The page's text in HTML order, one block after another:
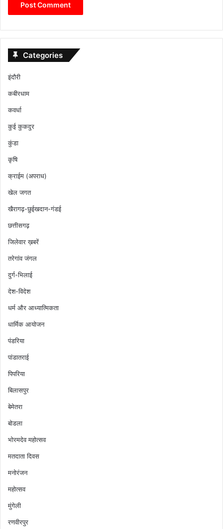
Categories
इंदौरी
कबीरधाम
कवर्धा
कुई कुकदुर
कुंडा
कृषि
क्राईम (अपराध)
खेल जगत
खैरागढ़-छुईखदान-गंडई
छत्तीसगढ़
जिलेवार ख़बरें
तरेगांव जंगल
दुर्ग-भिलाई
देश-विदेश
धर्म और आध्यात्मिकता
धार्मिक आयोजन
पंडरिया
पांडातराई
पिपरिया
बिलासपुर
बेमेतरा
बोडला
भोरमदेव महोत्सव
मतदाता दिवस
मनोरंजन
महोत्सव
मुंगेली
रणवीरपुर